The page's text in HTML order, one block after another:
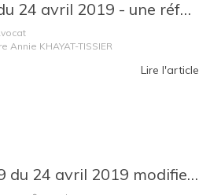
Séminaire : l'Ordonnance du 24 avril 2019 - une réforme en profondeur du Code de commerce
KHAYAT-TISSIER
Lire l'article
L’Ordonnance n° 2019-359 du 24 avril 2019 modifie en profondeur la réglementation sur la rupture des relations commerciales établies !